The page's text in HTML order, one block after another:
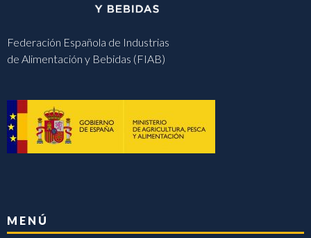
Federación Española de Industrias
de Alimentación y Bebidas (FIAB)
MENÚ